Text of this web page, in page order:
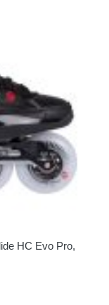
HC Evo Pro,